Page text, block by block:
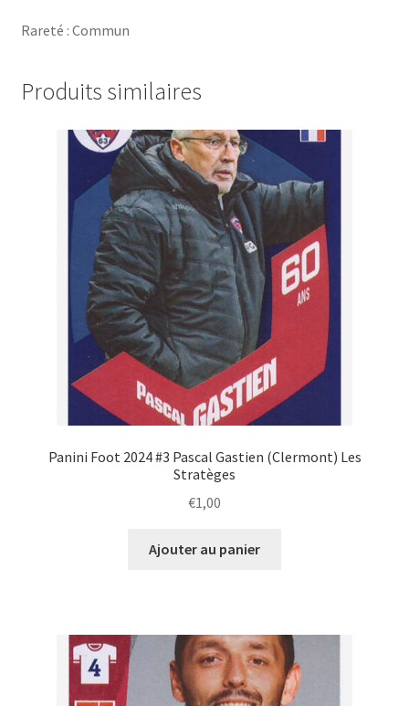
Rareté : Commun
Produits similaires
Panini Foot 2024 #3 Pascal Gastien (Clermont) Les
Stratèges
€1,00
Ajouter au panier